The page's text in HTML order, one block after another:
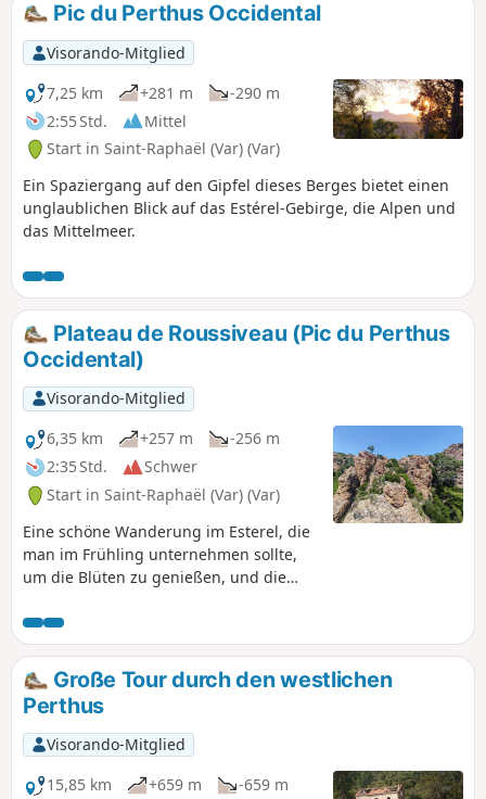
Pic du Perthus Occidental
Visorando-Mitglied
7,25 km
+281 m
-290 m
2:55 Std.
Mittel
Start in Saint-Raphaël (Var) (Var)
Ein Spaziergang auf den Gipfel dieses Berges bietet einen
unglaublichen Blick auf das Estérel-Gebirge, die Alpen und
das Mittelmeer.
Plateau de Roussiveau (Pic du Perthus
Occidental)
Visorando-Mitglied
6,35 km
+257 m
-256 m
2:35 Std.
Schwer
Start in Saint-Raphaël (Var) (Var)
Eine schöne Wanderung im Esterel, die
man im Frühling unternehmen sollte,
um die Blüten zu genießen, und die
paar einfache Kletterpassagen beim
letzten Aufstieg. Schöne Ausblicke auf
das Massiv, manchmal bis zum
Meer.Achtung! Die Route kann für
manche schwierig erscheinen (erfordert
einen guten Orientierungssinn und ein
wenig leichtes Klettern).
Große Tour durch den westlichen
Perthus
Visorando-Mitglied
15,85 km
+659 m
-659 m